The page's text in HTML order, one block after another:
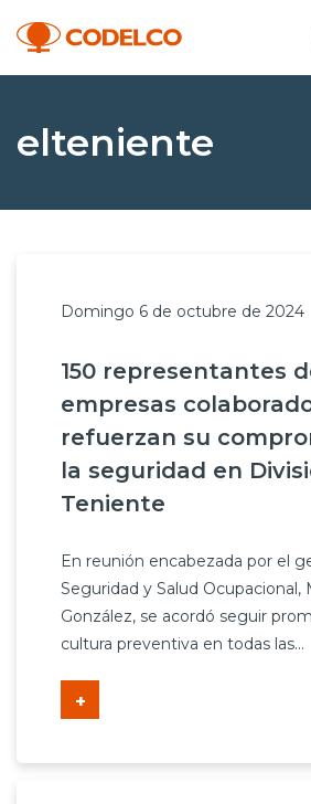
Sustentabilidad
Innovación
Inversionistas
Trabaja en Codelco
Transparencia activa
Proveedores
elteniente
Domingo 6 de octubre de 2024
150 representantes
empresas
refuerzan su
la seguridad en
Teniente
En reunión encabezada por el
Seguridad y Salud Ocupacional,
González, se acordó seguir
cultura preventiva en todas las...
+